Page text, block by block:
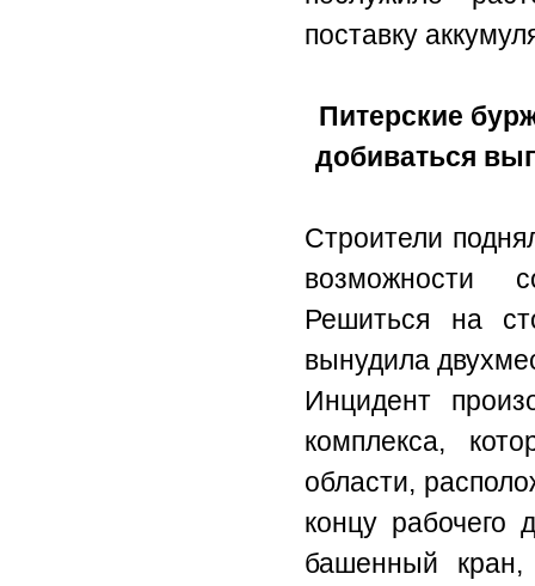
поставку
Питерские
добиваться
Строители
возможности
Решиться на
вынудила
Инцидент
комплекса,
области,
концу рабочего
башенный кран,